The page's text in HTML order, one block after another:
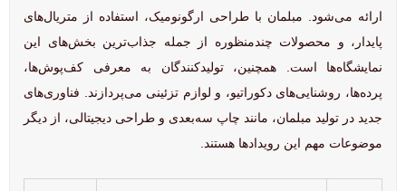
ارائه می‌شود. مبلمان با طراحی ارگونومیک، استفاده از متریال‌های
پایدار، و محصولات چندمنظوره از جمله جذاب‌ترین بخش‌های این
نمایشگاه‌ها است. همچنین، تولیدکنندگان به معرفی کف‌پوش‌ها،
پرده‌ها، روشنایی‌های دکوراتیو، و لوازم تزئینی می‌پردازند. فناوری‌های
جدید در تولید مبلمان، مانند چاپ سه‌بعدی و طراحی دیجیتالی، از دیگر
موضوعات مهم این رویدادها هستند.